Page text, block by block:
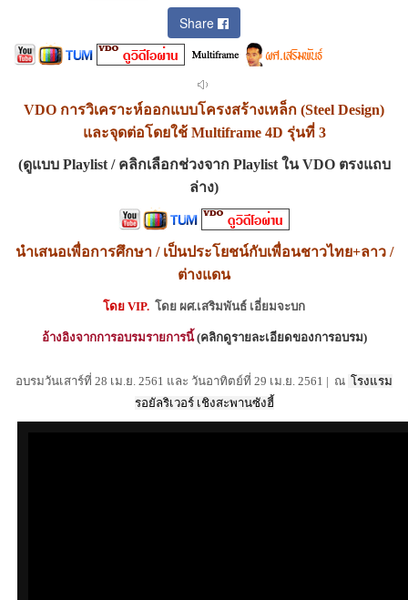
Share
VDO การวิเคราะห์ออกแบบโครงสร้างเหล็ก (Steel Design)
และจุดต่อโดยใช้ Multiframe 4D รุ่นที่ 3
(ดูแบบ Playlist / คลิกเลือกช่วงจาก Playlist ในVDO ตรงแถบ
ล่าง)
นำเสนอเพื่อการศึกษา / เป็นประโยชน์กับเพื่อนชาวไทย+ลาว /
ต่างแดน
โดย VIP. โดย ผศ.เสริมพันธ์ เอี่ยมจะบก
อ้างอิงจากการอบรมรายการนี้(คลิกดูรายละเอียดของการอบรม)
อบรมวันเสาร์ที่ 28 เม.ย. 2561 และ วันอาทิตย์ที่ 29 เม.ย. 2561 | ณ โรงแรม
รอยัลริเวอร์ เชิงสะพานซังฮี้